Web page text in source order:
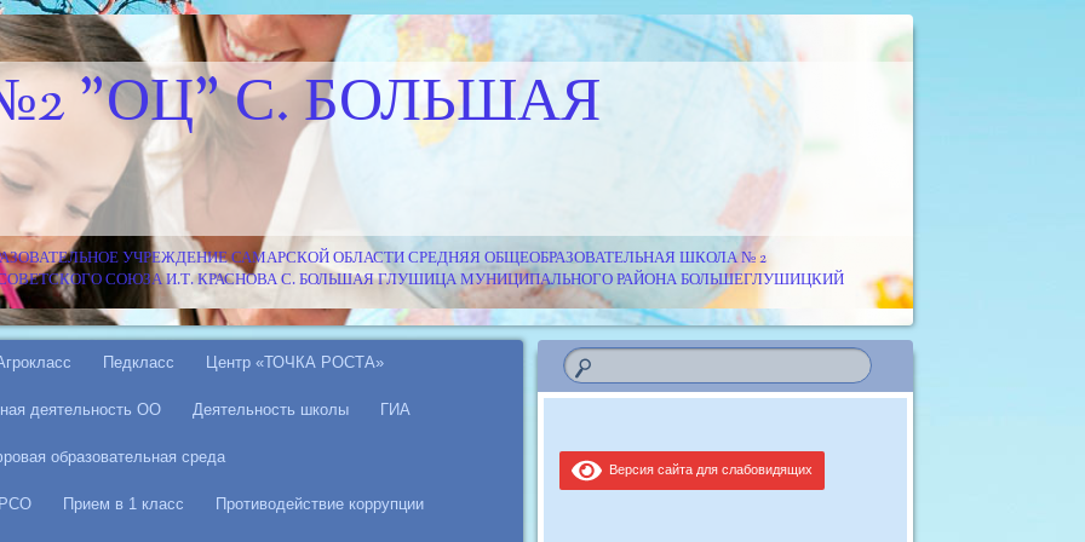
"ОЦ" С. БОЛЬШАЯ
УЧРЕЖДЕНИЕ САМАРСКОЙ ОБЛАСТИ СРЕДНЯЯ ОБЩЕОБРАЗОВАТЕЛЬНАЯ ШКОЛА № 2
СОВЕТСКОГО СОЮЗА И.Т. КРАСНОВА С. БОЛЬШАЯ ГЛУШИЦА МУНИЦИПАЛЬНОГО РАЙОНА БОЛЬШЕГЛУШИЦКИЙ
Педкласс Центр «ТОЧКА РОСТА»
деятельность ОО Деятельность школы ГИА
образовательная среда
Прием в 1 класс Противодействие коррупции
Версия сайта для слабовидящих